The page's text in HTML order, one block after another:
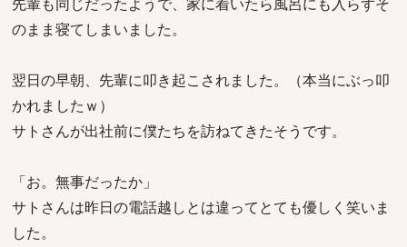
のまま寝てしまいました。
翌日の早朝、先輩に叩き起こされました。（本当にぶっ叩
かれましたｗ）
サトさんが出社前に僕たちを訪ねてきたそうです。
「お。無事だったか」
サトさんは昨日の電話越しとは違ってとても優しく笑いま
した。